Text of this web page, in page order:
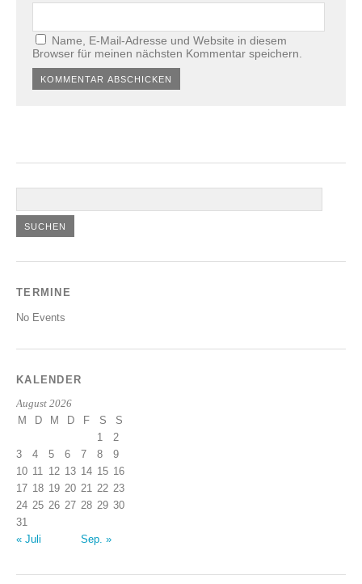
Name, E-Mail-Adresse und Website in diesem
Browser für meinen nächsten Kommentar speichern.
TERMINE
No Events
KALENDER
August 2026
M D M D F S
S
1
2
3
4 5 6 7 8
9
10 11 12 13 14 15 16
17 18 19 20 21 22 23
24 25 26 27 28 29 30
31
« Juli
Sep. »